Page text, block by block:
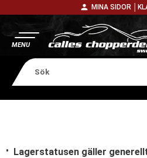
person MINA SIDOR │
Lagerstatusen gäller